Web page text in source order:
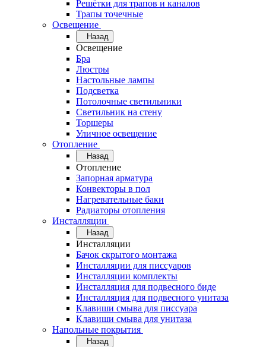
Решётки для трапов и каналов
Трапы точечные
Освещение
Назад
Освещение
Бра
Люстры
Настольные лампы
Подсветка
Потолочные светильники
Светильник на стену
Торшеры
Уличное освещение
Отопление
Назад
Отопление
Запорная арматура
Конвекторы в пол
Нагревательные баки
Радиаторы отопления
Инсталляции
Назад
Инсталляции
Бачок скрытого монтажа
Инсталляции для писсуаров
Инсталляции комплекты
Инсталляция для подвесного биде
Инсталляция для подвесного унитаза
Клавиши смыва для писсуара
Клавиши смыва для унитаза
Напольные покрытия
Назад